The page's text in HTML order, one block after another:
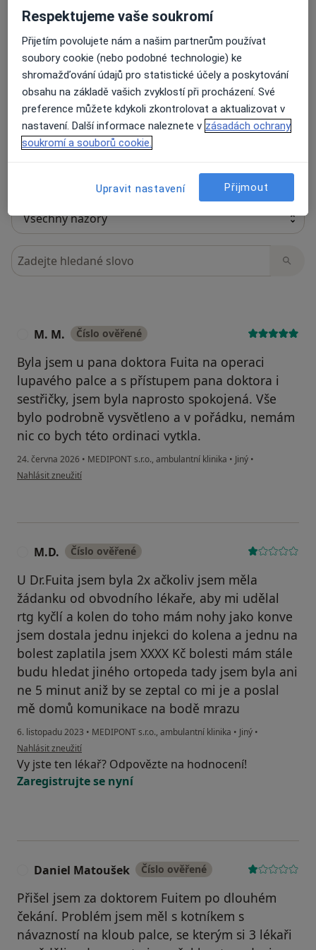
20 názorů
Recenze pacientů jsou pro nás důležité.
Specialisté nemají možnost zaplatit za
odstranění nebo změnu recenze pacienta.
Další informace.Další informace o názorech
Hledejte v názorech
M. M. Číslo ověřené
Byla jsem u pana doktora Fuita na operaci
lupavého palce a s přístupem pana doktora i
sestřičky, jsem byla naprosto spokojená. Vše
bylo podrobně vysvětleno a v pořádku, nemám
nic co bych této ordinaci vytkla.
24. června 2026 • MEDIPONT s.r.o., ambulantní klinika • Jiný •
podle názoru uživatele M. M.
Nahlásit zneužití
M.D. Číslo ověřené
U Dr.Fuita jsem byla 2x ačkoliv jsem měla
žádanku od obvodního lékaře, aby mi udělal
rtg kyčlí a kolen do toho mám nohy jako konve
jsem dostala jednu injekci do kolena a jednu na
bolest zaplatila jsem XXXX Kč bolesti mám stále
budu hledat jiného ortopeda tady jsem byla ani
ne 5 minut aniž by se zeptal co mi je a poslal
mě domů komunikace na bodě mrazu
6. listopadu 2023 • MEDIPONT s.r.o., ambulantní klinika • Jiný •
podle názoru uživatele M.D.
Nahlásit zneužití
Vy jste ten lékař? Odpovězte na hodnocení!
Zaregistrujte se nyní
Daniel Matoušek Číslo ověřené
Přišel jsem za doktorem Fuitem po dlouhém
čekání. Problém jsem měl s kotníkem s
návazností na kloub palce, se kterým si 3 lékaři
Respektujeme vaše soukromí
Přijetím povolujete nám a našim partnerům používat
soubory cookie (nebo podobné technologie) ke
shromažďování údajů pro statistické účely a poskytování
obsahu na základě vašich zvyklostí při procházení. Své
preference můžete kdykoli zkontrolovat a aktualizovat v
nastavení. Další informace naleznete v zásadách ochrany
soukromí a souborů cookie.
Upravit nastavení Přijmout